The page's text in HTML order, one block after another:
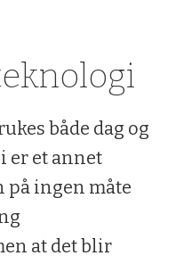
både dag og
er et annet
ingen måte
at det blir